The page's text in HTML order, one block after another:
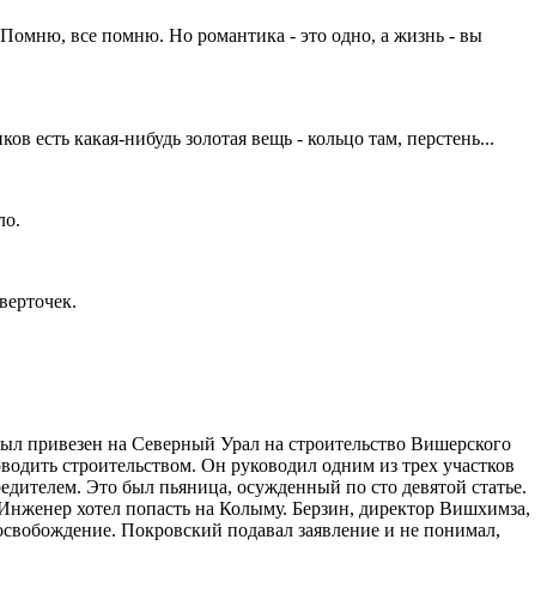
Помню, все помню. Но романтика - это одно, а жизнь - вы
какая-нибудь золотая вещь - кольцо там, перстень...
привезен на Северный Урал на строительство Вишерского
строительством. Он руководил одним из трех участков
Это был пьяница, осужденный по сто девятой статье.
хотел попасть на Колыму. Берзин, директор Вишхимза,
Покровский подавал заявление и не понимал,